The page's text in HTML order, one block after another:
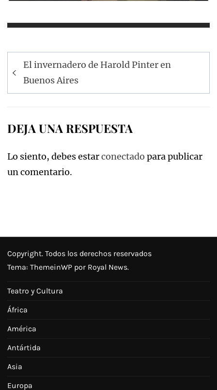
Navegación
de
entradas
El invernadero de Harold Pinter en
Buenos Aires
DEJA UNA RESPUESTA
Lo siento, debes estarconectado para publicar
un comentario.
Copyright. Todos los derechos reservados
Tema: ThemeinWP por Royal News.
Teatro y Cultura
África
América
Antártida
Asia
Europa